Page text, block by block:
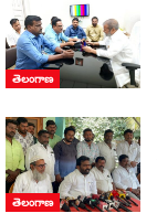
తెలంగాణ
తెలంగాణ